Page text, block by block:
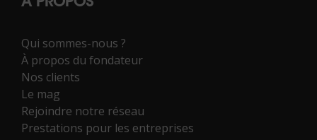
À PROPOS
Qui sommes-nous ?
À propos du fondateur
Nos clients
Le mag
Rejoindre notre réseau
Prestations pour les entreprises